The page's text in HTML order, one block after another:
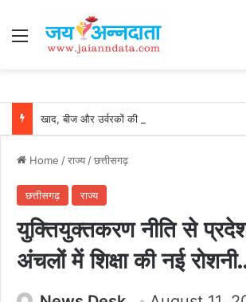
Menu
Home /राज्य/छत्तीसगढ़
छत्तीसगढ़ राज्य
युक्तियुक्तकरण नीति से
अंचलों में शिक्षा की नई